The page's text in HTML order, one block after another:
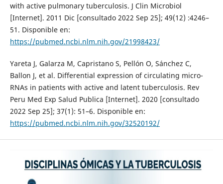
with active pulmonary tuberculosis. J Clin Microbiol
[Internet]. 2011 Dic [consultado 2022 Sep 25]; 49(12) :4246–
51. Disponible en:
https://pubmed.ncbi.nlm.nih.gov/21998423/
Yareta J, Galarza M, Capristano S, Pellón O, Sánchez C,
Ballon J, et al. Differential expression of circulating micro-
RNAs in patients with active and latent tuberculosis. Rev
Peru Med Exp Salud Publica [Internet]. 2020 [consultado
2022 Sep 25]; 37(1): 51–6. Disponible en:
https://pubmed.ncbi.nlm.nih.gov/32520192/